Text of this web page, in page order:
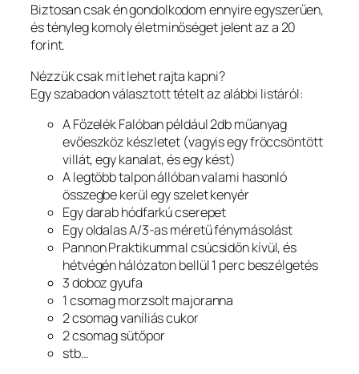
Biztosan csak én gondolkodom ennyire egyszerűen,
és tényleg komoly életminőséget jelent az a 20
forint.
Nézzük csak mit lehet rajta kapni?
Egy szabadon választott tételt az alábbi listáról:
A Főzelék Falóban például 2db műanyag
evőeszköz készletet (vagyis egy fröccsöntött
villát, egy kanalat, és egy kést)
A legtöbb talpon állóban valami hasonló
összegbe kerül egy szelet kenyér
Egy darab hódfarkú cserepet
Egy oldalas A/3-as méretű fénymásolást
Pannon Praktikummal csúcsidőn kívül, és
hétvégén hálózaton bellül 1 perc beszélgetés
3 doboz gyufa
1 csomag morzsolt majoranna
2 csomag vaníliás cukor
2 csomag sütőpor
stb…